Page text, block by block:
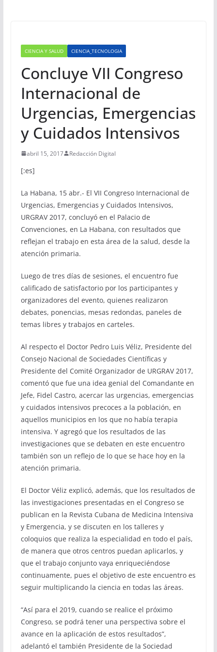
CIENCIA Y SALUD CIENCIA_TECNOLOGIA
Concluye VII Congreso
Internacional de
Urgencias, Emergencias
y Cuidados Intensivos
abril 15, 2017 Redacción Digital
[:es]
La Habana, 15 abr.- El VII Congreso Internacional de
Urgencias, Emergencias y Cuidados Intensivos,
URGRAV 2017, concluyó en el Palacio de
Convenciones, en La Habana, con resultados que
reflejan el trabajo en esta área de la salud, desde la
atención primaria.
Luego de tres días de sesiones, el encuentro fue
calificado de satisfactorio por los participantes y
organizadores del evento, quienes realizaron
debates, ponencias, mesas redondas, paneles de
temas libres y trabajos en carteles.
Al respecto el Doctor Pedro Luis Véliz, Presidente del
Consejo Nacional de Sociedades Científicas y
Presidente del Comité Organizador de URGRAV 2017,
comentó que fue una idea genial del Comandante en
Jefe, Fidel Castro, acercar las urgencias, emergencias
y cuidados intensivos precoces a la población, en
aquellos municipios en los que no había terapia
intensiva. Y agregó que los resultados de las
investigaciones que se debaten en este encuentro
también son un reflejo de lo que se hace hoy en la
atención primaria.
El Doctor Véliz explicó, además, que los resultados de
las investigaciones presentadas en el Congreso se
publican en la Revista Cubana de Medicina Intensiva
y Emergencia, y se discuten en los talleres y
coloquios que realiza la especialidad en todo el país,
de manera que otros centros puedan aplicarlos, y
que el trabajo conjunto vaya enriqueciéndose
continuamente, pues el objetivo de este encuentro es
seguir multiplicando la ciencia en todas las áreas.
“Así para el 2019, cuando se realice el próximo
Congreso, se podrá tener una perspectiva sobre el
avance en la aplicación de estos resultados”,
adelantó el también Presidente de la Sociedad